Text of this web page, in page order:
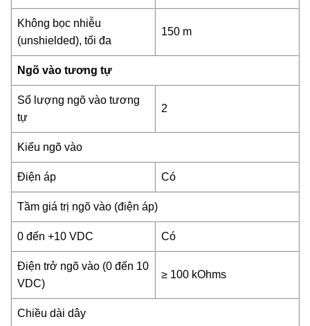
Không bọc nhiễu
(unshielded), tối đa
150 m
Ngõ vào tương tự
Số lượng ngõ vào tương
tự
2
Kiểu ngõ vào
Điện áp Có
Tầm giá trị ngõ vào (điện áp)
0 đến +10 VDC Có
Điện trở ngõ vào (0 đến 10
VDC)
≥ 100 kOhms
Chiều dài dây